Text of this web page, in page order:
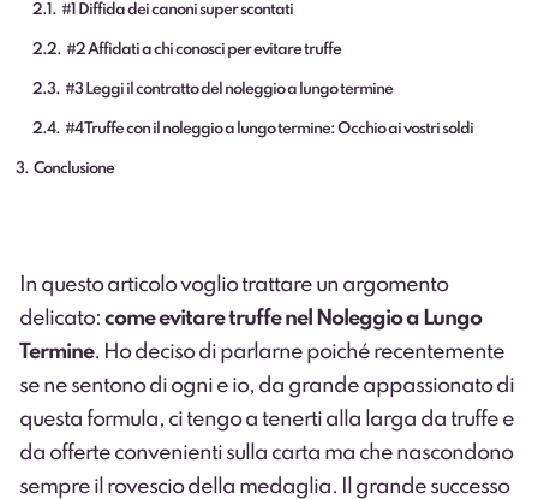
2.1 #1 Diffida dei canoni super scontati
2.2 #2 Affidati a chi conosci per evitare truffe
2.3 #3 Leggi il contratto del noleggio a lungo termine
2.4 #4 Truffe con il noleggio a lungo termine: Occhio ai vostri soldi
3 Conclusione
In questo articolo voglio trattare un argomento
delicato: come evitare truffe nel Noleggio a Lungo
Termine. Ho deciso di parlarne poiché recentemente
se ne sentono di ogni e io, da grande appassionato di
questa formula, ci tengo a tenerti alla larga da truffe e
da offerte convenienti sulla carta ma che nascondono
sempre il rovescio della medaglia. Il grande successo